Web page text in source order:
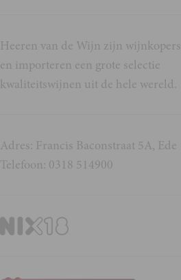
Heeren van de Wijn zijn wijnkopers
en importeren een grote selectie
kwaliteitswijnen uit de hele wereld.
Adres: Francis Baconstraat 5A, Ede
Telefoon: 0318 514900